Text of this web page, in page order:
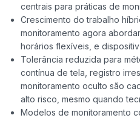
centrais para práticas de
Crescimento do trabalho
monitoramento agora
horários flexíveis, e
Tolerância reduzida para
contínua de tela, registro
monitoramento oculto são
alto risco, mesmo quando
Modelos de monitoramento